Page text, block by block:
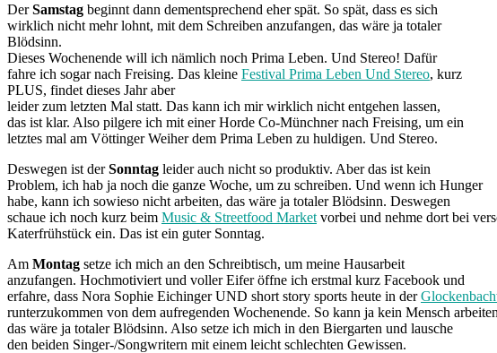
DerSamstag beginnt dann dementsprechend eher spät. So spät, dass es sich
wirklich nicht mehr lohnt, mit dem Schreiben anzufangen, das wäre ja totaler
Blödsinn.
Dieses Wochenende will ich nämlich noch Prima Leben. Und Stereo! Dafür
fahre ich sogar nach Freising. Das kleine Festival Prima Leben Und Stereo, kurz
PLUS, findet dieses Jahr aber
leider zum letzten Mal statt. Das kann ich mir wirklich nicht entgehen lassen,
das ist klar. Also pilgere ich mit einer Horde Co-Münchner nach Freising, um ein
letztes mal am Vöttinger Weiher dem Prima Leben zu huldigen. Und Stereo.
Deswegen ist derSonntag leider auch nicht so produktiv. Aber das ist kein
Problem, ich hab ja noch die ganze Woche, um zu schreiben. Und wenn ich Hunger
habe, kann ich sowieso nicht arbeiten, das wäre ja totaler Blödsinn. Deswegen
schaue ich noch kurz beim Music & Streetfood Market vorbei und nehme dort bei
Katerfrühstück ein. Das ist ein guter Sonntag.
Am Montag setze ich mich an den Schreibtisch, um meine Hausarbeit
anzufangen. Hochmotiviert und voller Eifer öffne ich erstmal kurz Facebook und
erfahre, dass Nora Sophie Eichinger UND short story sports heute in der
runterzukommen von dem aufregenden Wochenende. So kann ja kein Mensch
das wäre ja totaler Blödsinn. Also setze ich mich in den Biergarten und lausche
den beiden Singer-/Songwritern mit einem leicht schlechten Gewissen.